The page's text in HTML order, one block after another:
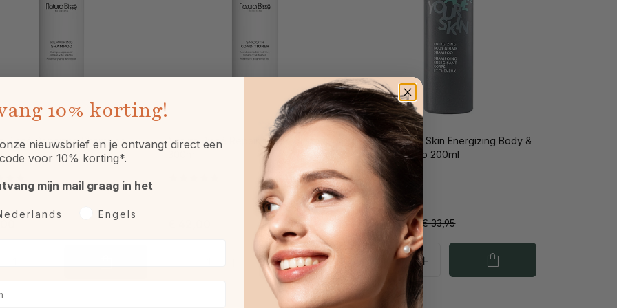
Bissé Repairing Shampoo
Natura Bissé Repairing Conditioner
Manage Your Skin Energizing Body &
Hair Shampoo 200ml
€ 16,98 van€ 33,95
10% korting!
nieuwsbrief en je ontvangt direct een
code voor 10% korting*.
mijn mail graag in het
Engels